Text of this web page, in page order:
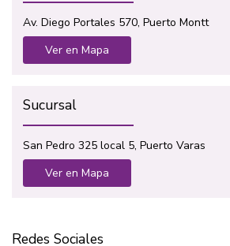
Av. Diego Portales 570, Puerto Montt
Ver en Mapa
Sucursal
San Pedro 325 local 5, Puerto Varas
Ver en Mapa
Redes Sociales